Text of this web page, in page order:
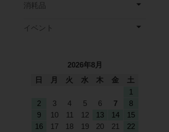
消耗品
イベント
2026年8月
日
月 火 水 木 金
土
1
2
3 4 5 6 7
8
9
10 11 12 13 14
15
16
17 18 19 20 21
22